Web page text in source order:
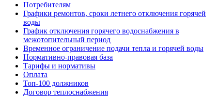
Потребителям
Графики ремонтов, сроки летнего отключения горячей
воды
График отключения горячего водоснабжения в
межотопительный период
Временное ограничение подачи тепла и горячей воды
Нормативно-правовая база
Тарифы и нормативы
Оплата
Топ-100 должников
Договор теплоснабжения